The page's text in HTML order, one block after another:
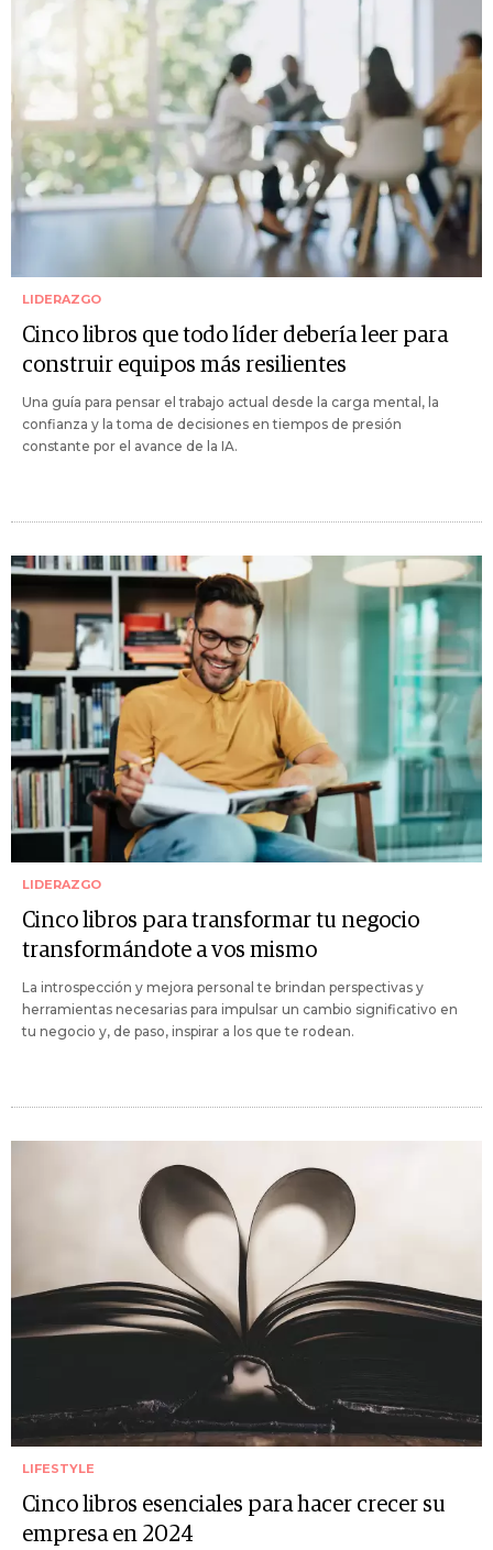
LIDERAZGO
Cinco libros que todo líder debería leer para
construir equipos más resilientes
Una guía para pensar el trabajo actual desde la carga mental, la
confianza y la toma de decisiones en tiempos de presión
constante por el avance de la IA.
LIDERAZGO
Cinco libros para transformar tu negocio
transformándote a vos mismo
La introspección y mejora personal te brindan perspectivas y
herramientas necesarias para impulsar un cambio significativo en
tu negocio y, de paso, inspirar a los que te rodean.
LIFESTYLE
Cinco libros esenciales para hacer crecer su
empresa en 2024